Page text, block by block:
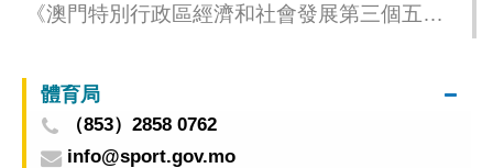
《澳門特別行政區經濟和社會發展第三個五年
眾專場諮詢會
體育局
（853）2858 0762
info@sport.gov.mo